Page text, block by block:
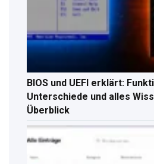
BIOS und UEFI erklärt:
Unterschiede und alles
Überblick